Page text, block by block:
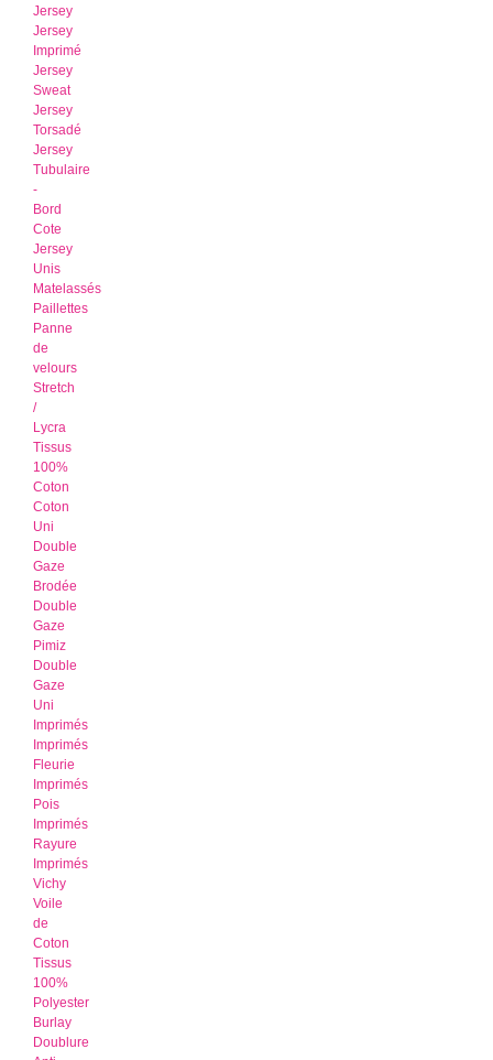
Jersey
Jersey
Imprimé
Jersey
Sweat
Jersey
Torsadé
Jersey
Tubulaire
-
Bord
Cote
Jersey
Unis
Matelassés
Paillettes
Panne
de
velours
Stretch
/
Lycra
Tissus
100%
Coton
Coton
Uni
Double
Gaze
Brodée
Double
Gaze
Pimiz
Double
Gaze
Uni
Imprimés
Imprimés
Fleurie
Imprimés
Pois
Imprimés
Rayure
Imprimés
Vichy
Voile
de
Coton
Tissus
100%
Polyester
Burlay
Doublure